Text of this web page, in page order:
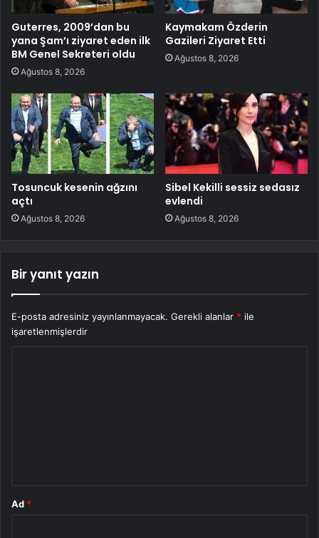
Guterres, 2009’dan bu
yana Şam’ı ziyaret eden ilk
BM Genel Sekreteri oldu
Ağustos 8, 2026
Kaymakam Özderin
Gazileri Ziyaret Etti
Ağustos 8, 2026
Tosuncuk kesenin ağzını
açtı
Ağustos 8, 2026
Sibel Kekilli sessiz sedasız
evlendi
Ağustos 8, 2026
Bir yanıt yazın
E-posta adresiniz yayınlanmayacak. Gerekli alanlar * ile
işaretlenmişlerdir
Ad *